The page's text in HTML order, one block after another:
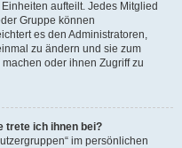
aufteilt. Jedes Mitglied
Gruppe können
es den Administratoren,
zu ändern und sie zum
oder ihnen Zugriff zu
trete ich ihnen bei?
im persönlichen